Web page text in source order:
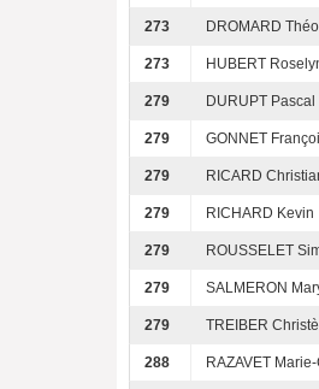
273 DROMARD Théo
273 HUBERT
279 DURUPT Pascal
279 GONNET
279 RICARD
279 RICHARD Kevin
279 ROUSSELET
279 SALMERON
279 TREIBER
288 RAZAVET